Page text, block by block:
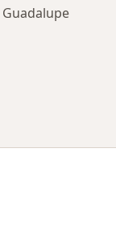
Guadalupe